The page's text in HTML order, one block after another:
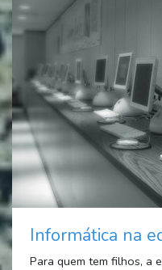
Informática na
Para quem tem filhos, a